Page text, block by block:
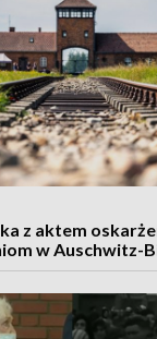
z aktem
w Auschwitz-